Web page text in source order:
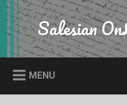
Skip
to
content
Search Salesian
MENU